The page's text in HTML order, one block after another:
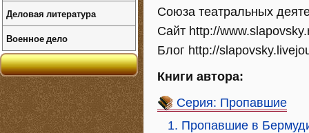
Союза театральных
Сайт http://
Блог http://
Книги автора:
Серия: Пропавшие
1. Пропавшие в
Деловая литература
Военное дело